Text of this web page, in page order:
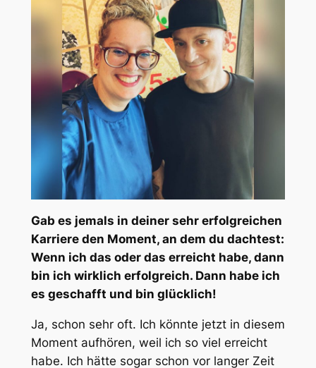
Gab es jemals in deiner sehr erfolgreichen
Karriere den Moment, an dem du dachtest:
Wenn ich das oder das erreicht habe, dann
bin ich wirklich erfolgreich. Dann habe ich
es geschafft und bin glücklich!
Ja, schon sehr oft. Ich könnte jetzt in diesem
Moment aufhören, weil ich so viel erreicht
habe. Ich hätte sogar schon vor langer Zeit